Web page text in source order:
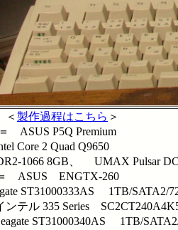
製作過程はこちら ＞
P5Q Premium
2 Quad Q9650
8GB、 UMAX Pulsar
ENGTX-260
1TB/SATA2/
SC2CT240A4K5 ４台
1TB/SATA2/